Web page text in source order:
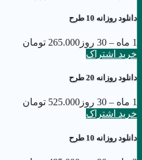
دانلود روزانه 10 طرح
265.000 تومان
خرید اشتراک
دانلود روزانه 20 طرح
525.000 تومان
خرید اشتراک
دانلود روزانه 10 طرح